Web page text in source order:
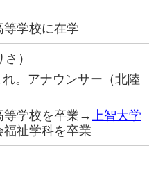
学校に在学
）
。アナウンサー（北陸
等学校を卒業→上智大学
祉学科を卒業